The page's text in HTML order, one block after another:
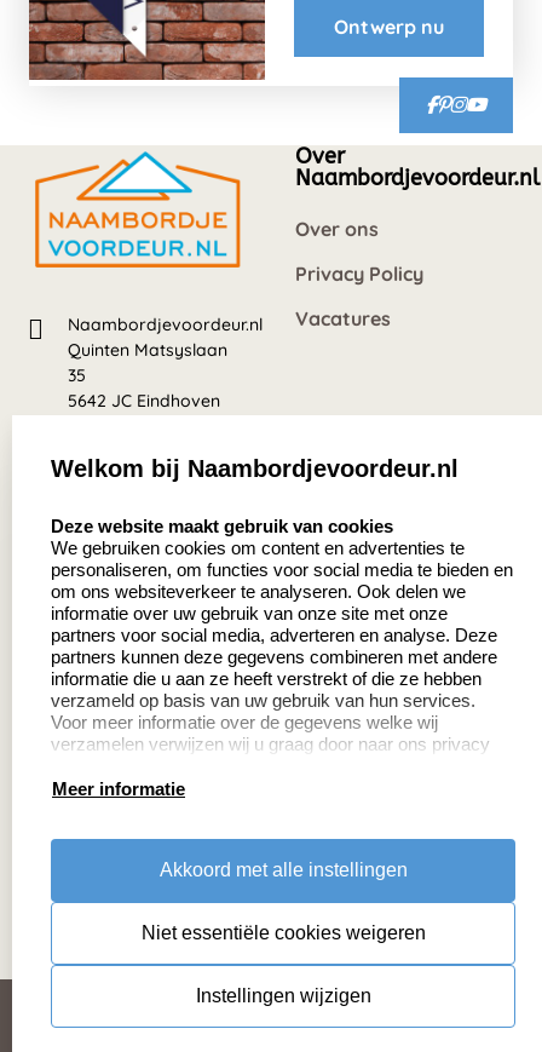
Ontwerp nu
Naambordjevoordeur.nl
Quinten Matsyslaan
35
5642 JC Eindhoven
639 beoordelingen
Over
Naambordjevoordeur.nl
Over ons
Privacy Policy
Vacatures
Zakelijk:
Aanvraag op maat
Cadeaubonnen
Klantenservice:
Contact
Veelgestelde vragen
Retourneren
handleidingen
algemene voorwaarden
disclaimer
Cookies resetten
Welkom bij Naambordjevoordeur.nl
Deze website maakt gebruik van cookies
We gebruiken cookies om content en advertenties te
personaliseren, om functies voor social media te bieden en
om ons websiteverkeer te analyseren. Ook delen we
informatie over uw gebruik van onze site met onze
partners voor social media, adverteren en analyse. Deze
partners kunnen deze gegevens combineren met andere
informatie die u aan ze heeft verstrekt of die ze hebben
verzameld op basis van uw gebruik van hun services.
Voor meer informatie over de gegevens welke wij
verzamelen verwijzen wij u graag door naar ons privacy
Meer informatie
Akkoord met alle instellingen
Niet essentiële cookies weigeren
Instellingen wijzigen